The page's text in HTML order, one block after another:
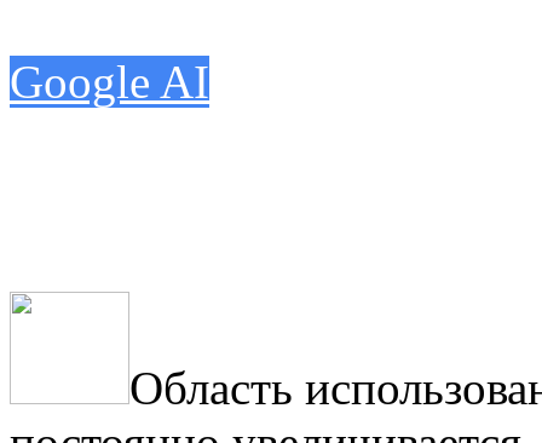
Google AI
Область